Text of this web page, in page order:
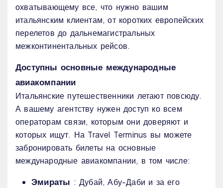
охватывающему все, что нужно вашим
итальянским клиентам, от коротких европейских
перелетов до дальнемагистральных
межконтинентальных рейсов.
Доступны основные международные
авиакомпании
Итальянские путешественники летают повсюду.
А вашему агентству нужен доступ ко всем
операторам связи, которым они доверяют и
которых ищут. На Travel Terminus вы можете
забронировать билеты на основные
международные авиакомпании, в том числе:
Эмираты : Дубай, Абу-Даби и за его